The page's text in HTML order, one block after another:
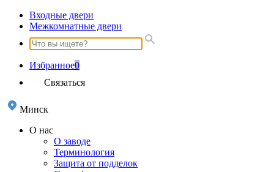
Входные двери
Межкомнатные двери
Избранное0
Связаться
Минск
О нас
О заводе
Терминология
Защита от подделок